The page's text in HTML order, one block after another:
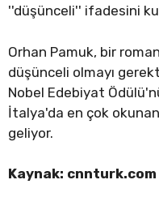
''düşünceli'' ifadesini
Orhan Pamuk, bir
düşünceli olmayı
Nobel Edebiyat
İtalya'da en çok
geliyor.
Kaynak: cnnturk.com